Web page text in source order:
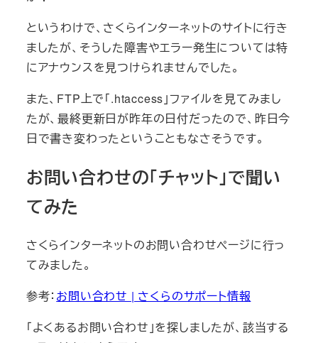
というわけで、さくらインターネットのサイトに行き
ましたが、そうした障害やエラー発生については特
にアナウンスを見つけられませんでした。
また、FTP上で「.htaccess」ファイルを見てみまし
たが、最終更新日が昨年の日付だったので、昨日今
日で書き変わったということもなさそうです。
お問い合わせの「チャット」で聞い
てみた
さくらインターネットのお問い合わせページに行っ
てみました。
参考： お問い合わせ | さくらのサポート情報
「よくあるお問い合わせ」を探しましたが、該当する